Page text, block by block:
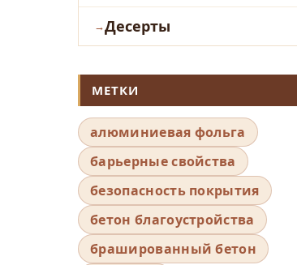
Десерты
МЕТКИ
алюминиевая фольга
барьерные свойства
безопасность покрытия
бетон благоустройства
брашированный бетон